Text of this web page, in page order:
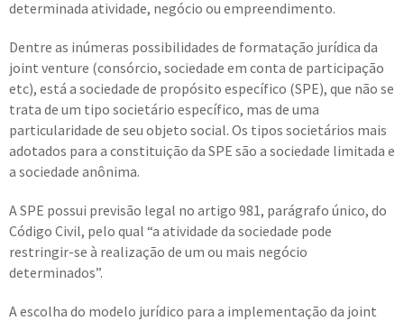
determinada atividade, negócio ou empreendimento.
Dentre as inúmeras possibilidades de formatação jurídica da
joint venture (consórcio, sociedade em conta de participação
etc), está a sociedade de propósito específico (SPE), que não se
trata de um tipo societário específico, mas de uma
particularidade de seu objeto social. Os tipos societários mais
adotados para a constituição da SPE são a sociedade limitada e
a sociedade anônima.
A SPE possui previsão legal no artigo 981, parágrafo único, do
Código Civil, pelo qual “a atividade da sociedade pode
restringir-se à realização de um ou mais negócio
determinados”.
A escolha do modelo jurídico para a implementação da joint